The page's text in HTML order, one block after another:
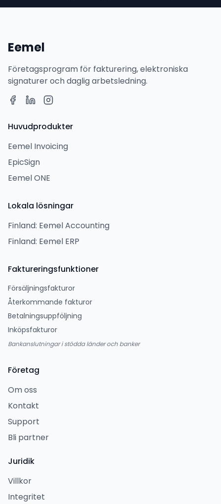
Eemel
Företagsprogram för fakturering, elektroniska
signaturer och daglig arbetsledning.
Huvudprodukter
Eemel Invoicing
EpicSign
Eemel ONE
Lokala lösningar
Finland: Eemel Accounting
Finland: Eemel ERP
Faktureringsfunktioner
Försäljningsfakturor
Återkommande fakturor
Betalningsuppföljning
Inköpsfakturor
Bankanslutningar i stödda länder och banker
Företag
Om oss
Kontakt
Support
Bli partner
Juridik
Villkor
Integritet